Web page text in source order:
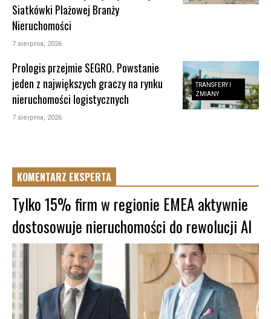
Siatkówki Plażowej Branży
Nieruchomości
7 sierpnia, 2026
TRANSFERY I
ZMIANY
Prologis przejmie SEGRO. Powstanie
jeden z największych graczy na rynku
nieruchomości logistycznych
7 sierpnia, 2026
KOMENTARZ EKSPERTA
Tylko 15% firm w regionie EMEA aktywnie
dostosowuje nieruchomości do rewolucji AI